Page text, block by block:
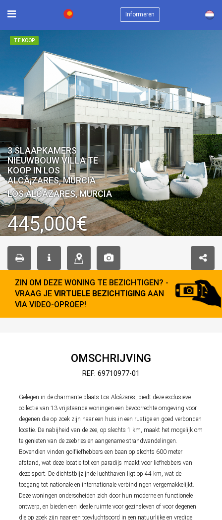
Informeren ×
TE KOOP
3 SLAAPKAMERS
NIEUWBOUW VILLA TE
KOOP IN LOS
ALCÃ¡ZARES, MURCIA
LOS ALCÁZARES, MURCIA
445,000€
ZIN OM DEZE WONING TE BEZICHTIGEN? -
VRAAG JE VIRTUELE BEZICHTIGING AAN
VIA VIDEO-OPROEP!
OMSCHRIJVING
REF: 69710977-01
Gelegen in de charmante plaats Los Alcázares, biedt deze exclusieve
collectie van 13 vrijstaande woningen een bevoorrechte omgeving voor
degenen die op zoek zijn naar een huis in een rustige en goed verbonden
locatie. De nabijheid van de zee, op slechts 1 km, maakt het mogelijk om
te genieten van de zeebries en aangename strandwandelingen.
Bovendien vinden golfliefhebbers een baan op slechts 600 meter
afstand, wat deze locatie tot een paradijs maakt voor liefhebbers van
deze sport. De dichtstbijzijnde luchthaven ligt op 44 km, wat de
toegang tot nationale en internationale verbindingen vergemakkelijkt.
Deze woningen onderscheiden zich door hun moderne en functionele
ontwerp, en bieden een ideale ruimte voor gezinsleven of voor degenen
die op zoek zijn naar een toevluchtsoord in een natuurlijke en vredige